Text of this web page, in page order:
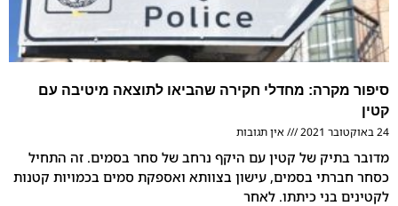
מחדלי חקירה שהביאו לתוצאה מיטיבה עם
אין תגובות
של קטין עם היקף נרחב של סחר בסמים. זה התחיל
בסמים, עישון בצוותא ואספקת סמים בכמויות קטנות
בני כיתתו. לאחר